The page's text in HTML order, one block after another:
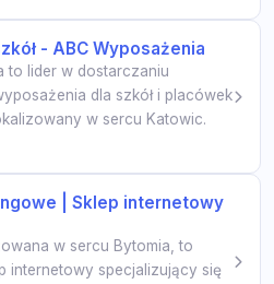
- ABC Wyposażenia
to lider w dostarczaniu
dla szkół i placówek
w sercu Katowic.
| Sklep internetowy
w sercu Bytomia, to
internetowy specjalizujący się